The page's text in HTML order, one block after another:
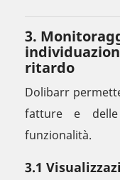
3.
ritardo
Dolibarr
fatture e
funzionalità.
3.1